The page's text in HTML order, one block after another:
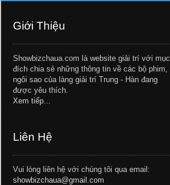
Giới Thiệu
Showbizchaua.com là website giải trí với mục
đích chia sẻ những thông tin về các bộ phim,
ngôi sao của làng giải trí Trung - Hàn đang
được yêu thích.
Xem tiếp...
Liên Hệ
Vui lòng liên hệ với chúng tôi qua email:
showbizchaua@gmail.com